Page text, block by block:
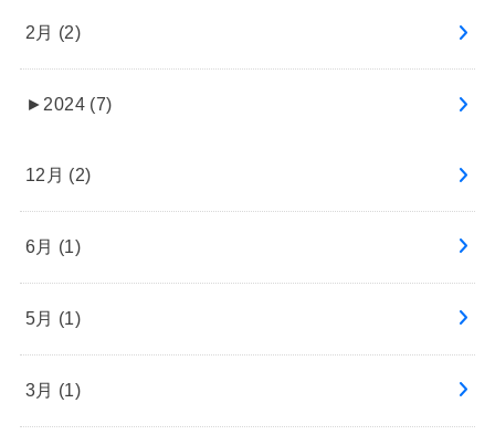
2月 (2)
► 2024 (7)
12月 (2)
6月 (1)
5月 (1)
3月 (1)